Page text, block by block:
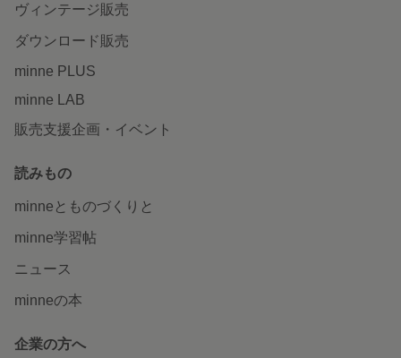
ヴィンテージ販売
ダウンロード販売
minne PLUS
minne LAB
販売支援企画・イベント
読みもの
minneとものづくりと
minne学習帖
ニュース
minneの本
企業の方へ